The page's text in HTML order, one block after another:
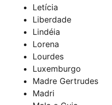
Letícia
Liberdade
Lindéia
Lorena
Lourdes
Luxemburgo
Madre Gertrudes
Madri